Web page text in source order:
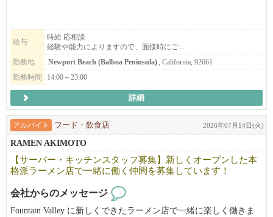
スタッフ同士のチームワークとコミュニケーションも大事にして
います。
パート、フルタイムの希望など詳細は、面接にてご相談くださ
い。
ご応募お待ちしています！！
給与
時給 応相談
経験や能力によりますので、面接時にご...
勤務地
Newport Beach (Balboa Peninsula) , California, 92661
勤務時間
14:00～23:00
詳細
アルバイト フード・飲食店 2026年07月14日(火)
RAMEN AKIMOTO
【サーバー・キッチンスタッフ募集】新しくオープンした本
格派ラーメン店で一緒に働く仲間を募集しています！
会社からのメッセージ
Fountain Valley に新しくできたラーメン店で一緒に楽しく働きま